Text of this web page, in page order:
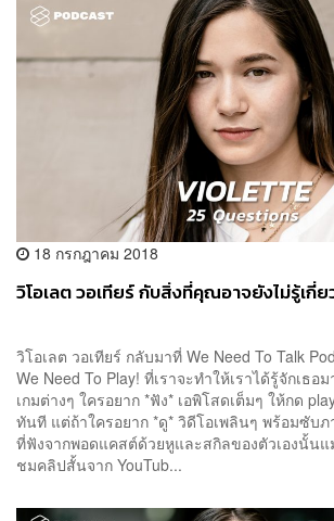
18 กรกฎาคม 2018
วิโอเลต วอเทียร์ กับสิ่งที่คุณอาจยังไม่รู้เกี่ย
วิโอเลต วอเทียร์ กลับมาที่ We Need To Talk
We Need To Play! ที่เราจะทำให้เราได้รู้จักเธ
เกมต่างๆ ใครอยาก *ฟัง* เอพิโสดเต็มๆ ให้กด
ทันที แต่ถ้าใครอยาก *ดู* วิดีโอเพลินๆ พร้อมซับภ
ที่ฟังจากพอดแคสต์ด้วยหูและสกิลของตัวเองนั้น
ชมคลิปสั้นจาก YouTub...